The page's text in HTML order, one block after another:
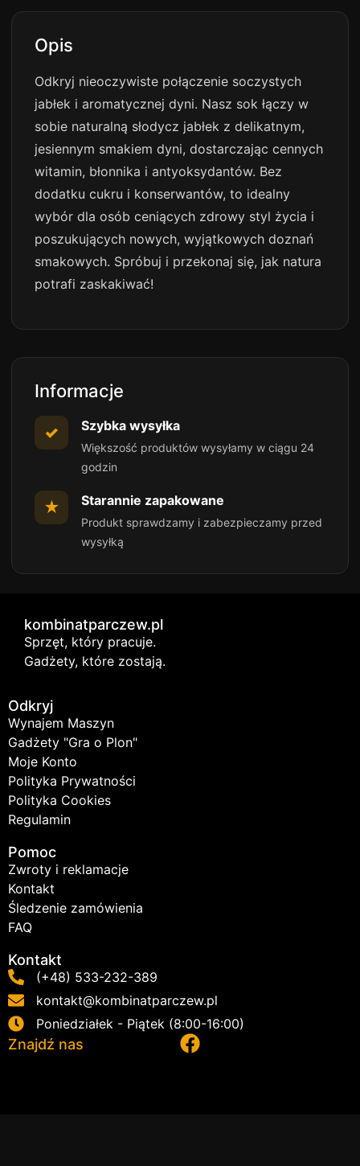
Opis
Odkryj nieoczywiste połączenie soczystych
jabłek i aromatycznej dyni. Nasz sok łączy w
sobie naturalną słodycz jabłek z delikatnym,
jesiennym smakiem dyni, dostarczając cennych
witamin, błonnika i antyoksydantów. Bez
dodatku cukru i konserwantów, to idealny
wybór dla osób ceniących zdrowy styl życia i
poszukujących nowych, wyjątkowych doznań
smakowych. Spróbuj i przekonaj się, jak natura
potrafi zaskakiwać!
Informacje
✓ Szybka wysyłka
Większość produktów wysyłamy w ciągu 24
godzin
★ Starannie zapakowane
Produkt sprawdzamy i zabezpieczamy przed
wysyłką
kombinatparczew.pl
Sprzęt, który pracuje.
Gadżety, które zostają.
Odkryj
Wynajem Maszyn
Gadżety "Gra o Plon"
Moje Konto
Polityka Prywatności
Polityka Cookies
Regulamin
Pomoc
Zwroty i reklamacje
Kontakt
Śledzenie zamówienia
FAQ
Kontakt
(+48) 533-232-389
kontakt@kombinatparczew.pl
Poniedziałek - Piątek (8:00-16:00)
Znajdź nas